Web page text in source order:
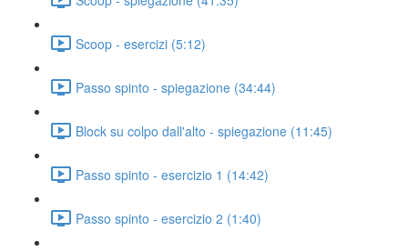
Scoop - esercizi (5:12)
Passo spinto - spiegazione (34:44)
Block su colpo dall'alto - spiegazione (11:45)
Passo spinto - esercizio 1 (14:42)
Passo spinto - esercizio 2 (1:40)